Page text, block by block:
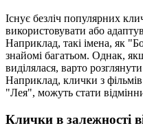
Існує безліч популярних
використовувати або
Наприклад, такі імена, як
знайомі багатьом. Однак,
виділялася, варто
Наприклад, клички з
"Лея", можуть стати
Клички в залежності